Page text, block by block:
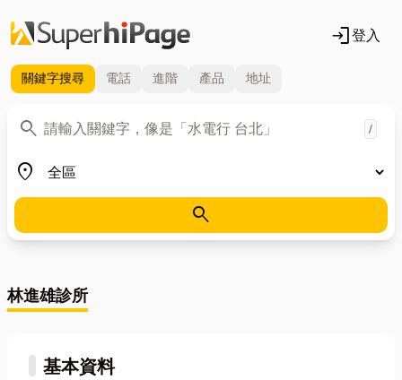
login登入
關鍵字搜尋 電話 進階 產品 地址
search
關鍵字 /
place
地區
search
林進雄診所
基本資料